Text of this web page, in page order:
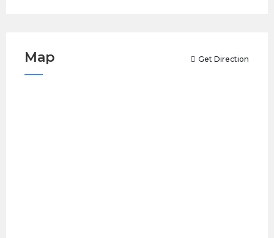
Map Get Direction